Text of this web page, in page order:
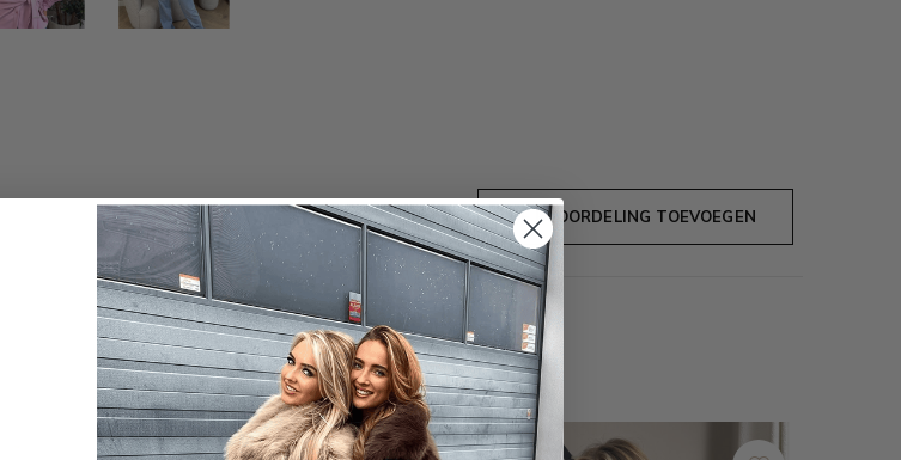
JE BEOORDELING TOEVOEGEN
SALE
SALE